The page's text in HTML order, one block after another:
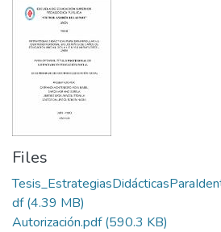
Files
df(4.39 MB)
Autorización.pdf(590.3 KB)